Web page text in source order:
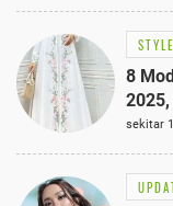
STYLE
8
sekitar